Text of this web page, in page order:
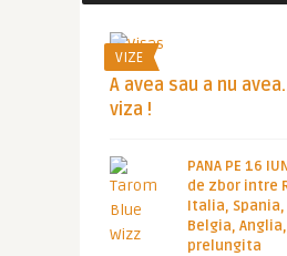
VIZE
A avea sau a nu
viza !
PANA PE 16
de zbor intre
Italia,
Belgia,
prelungita